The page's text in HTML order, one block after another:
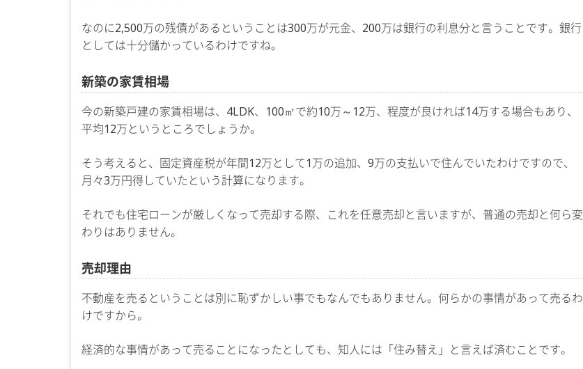
なのに2,500万の残債があるということは300万が元金、200万は銀行の利息分と言うことです。銀行
としては十分儲かっているわけですね。
新築の家賃相場
今の新築戸建の家賃相場は、4LDK、100㎡で約10万～12万、程度が良ければ14万する場合もあり、
平均12万というところでしょうか。
そう考えると、固定資産税が年間12万として1万の追加、9万の支払いで住んでいたわけですので、
月々3万円得していたという計算になります。
それでも住宅ローンが厳しくなって売却する際、これを任意売却と言いますが、普通の売却と何ら変
わりはありません。
売却理由
不動産を売るということは別に恥ずかしい事でもなんでもありません。何らかの事情があって売るわ
けですから。
経済的な事情があって売ることになったとしても、知人には「住み替え」と言えば済むことです。